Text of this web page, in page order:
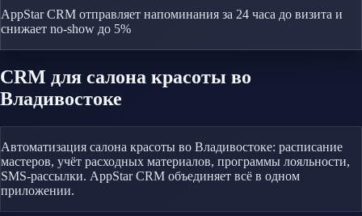
AppStar CRM отправляет напоминания за 24 часа до визита и
снижает no-show до 5%
CRM для салона красоты во
Владивостоке
Автоматизация салона красоты во Владивостоке: расписание
мастеров, учёт расходных материалов, программы лояльности,
SMS-рассылки. AppStar CRM объединяет всё в одном
приложении.